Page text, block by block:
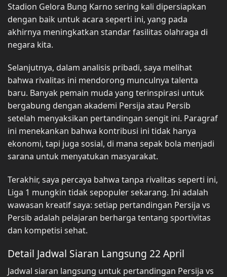
Stadion Gelora Bung Karno sering kali dipersiapkan
dengan baik untuk acara seperti ini, yang pada
akhirnya meningkatkan standar fasilitas olahraga di
negara kita.
Selanjutnya, dalam analisis pribadi, saya melihat
bahwa rivalitas ini mendorong munculnya talenta
baru. Banyak pemain muda yang terinspirasi untuk
bergabung dengan akademi Persija atau Persib
setelah menyaksikan pertandingan sengit ini. Paragraf
ini menekankan bahwa kontribusi ini tidak hanya
ekonomi, tapi juga sosial, di mana sepak bola menjadi
sarana untuk menyatukan masyarakat.
Terakhir, saya percaya bahwa tanpa rivalitas seperti ini,
Liga 1 mungkin tidak sepopuler sekarang. Ini adalah
wawasan kreatif saya: setiap pertandingan Persija vs
Persib adalah pelajaran berharga tentang sportivitas
dan kompetisi sehat.
Detail Jadwal Siaran Langsung 22 April
Jadwal siaran langsung untuk pertandingan Persija vs